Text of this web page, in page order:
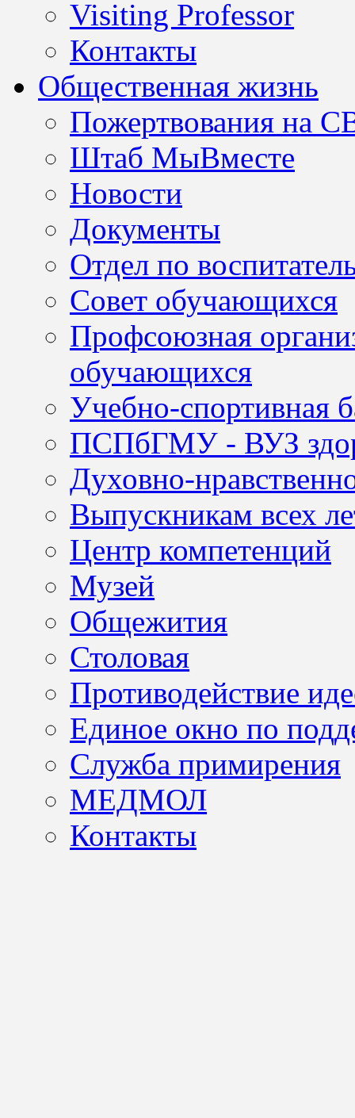
Visiting Professor
Контакты
Общественная жизнь
Пожертвования на
Штаб МыВместе
Новости
Документы
Отдел по
Совет обучающихся
Профсоюзная
обучающихся
Учебно-спортивная
ПСПбГМУ - ВУЗ
Духовно-
Выпускникам всех
Центр компетенций
Музей
Общежития
Столовая
Противодействие
Единое окно по
Служба примирения
МЕДМОЛ
Контакты